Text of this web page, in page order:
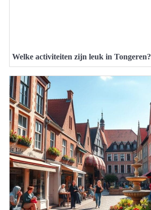
Welke activiteiten zijn leuk in Tongeren?